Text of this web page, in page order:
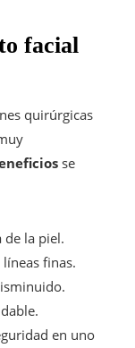
facial
quirúrgicas
se
la piel.
finas.
en uno